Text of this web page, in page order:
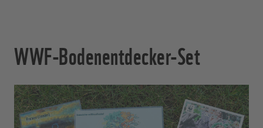
WWF-Bodenentdecker-Set